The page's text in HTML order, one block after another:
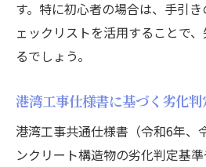
す。特に初心者の場合は、手引
ェックリストを活用することで
るでしょう。
港湾工事仕様書に基づく劣化
港湾工事共通仕様書（令和6年、
ンクリート構造物の劣化判定基